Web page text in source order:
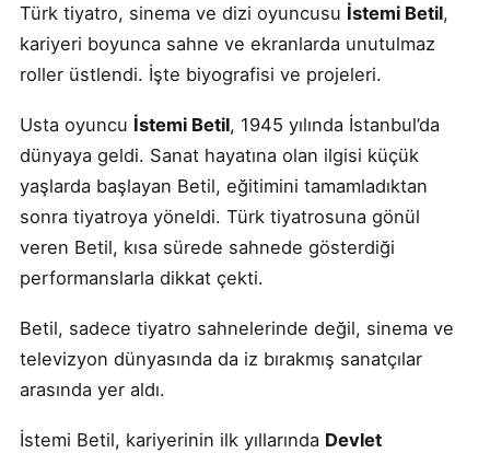
Türk tiyatro, sinema ve dizi oyuncusu İstemi Betil,
kariyeri boyunca sahne ve ekranlarda unutulmaz
roller üstlendi. İşte biyografisi ve projeleri.
Usta oyuncu İstemi Betil, 1945 yılında İstanbul’da
dünyaya geldi. Sanat hayatına olan ilgisi küçük
yaşlarda başlayan Betil, eğitimini tamamladıktan
sonra tiyatroya yöneldi. Türk tiyatrosuna gönül
veren Betil, kısa sürede sahnede gösterdiği
performanslarla dikkat çekti.
Betil, sadece tiyatro sahnelerinde değil, sinema ve
televizyon dünyasında da iz bırakmış sanatçılar
arasında yer aldı.
İstemi Betil, kariyerinin ilk yıllarında Devlet